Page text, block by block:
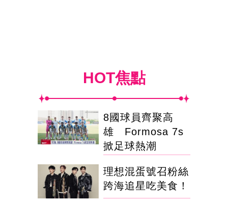
HOT焦點
8國球員齊聚高
雄 Formosa 7s
掀足球熱潮
理想混蛋號召粉絲
跨海追星吃美食！